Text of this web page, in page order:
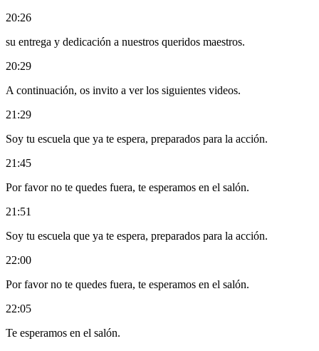
20:26
su entrega y dedicación a nuestros queridos maestros.
20:29
A continuación, os invito a ver los siguientes videos.
21:29
Soy tu escuela que ya te espera, preparados para la acción.
21:45
Por favor no te quedes fuera, te esperamos en el salón.
21:51
Soy tu escuela que ya te espera, preparados para la acción.
22:00
Por favor no te quedes fuera, te esperamos en el salón.
22:05
Te esperamos en el salón.